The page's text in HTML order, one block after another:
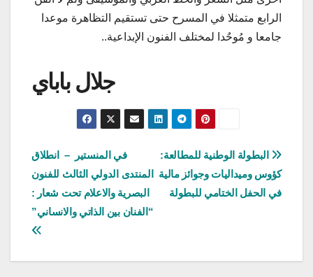
الرابع متمثلا في المسرح حتى تستقيم التظاهرة موعدا
جامعا و مُوحٌدا لمختلف الفنون الإبداعية..
جلال باباي
تصفّح
المقالات
في المنستير – انطلاق
المنتدى الدولي الثالث للفنون
البصرية والاعلام تحت شعار :
“الفنان بين الذاتي والانساني”
البطولة الوطنية للمطالعة:
كؤوس وميداليات وجوائز مالية
في الحفل الختامي للبطولة